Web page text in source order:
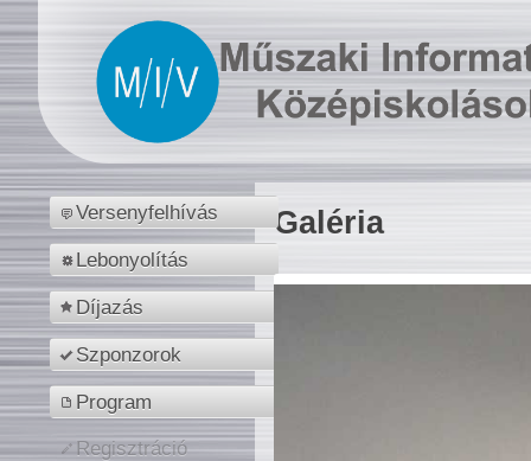
Versenyfelhívás
Lebonyolítás
Díjazás
Szponzorok
Program
Regisztráció
Galéria